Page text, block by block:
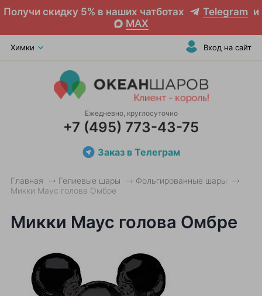
Получи скидку 5% в наших чатботах Telegram и
MAX
Химки Вход на сайт
Ежедневно, круглосуточно
+7 (495) 773-43-75
Заказ в Телеграм
Главная Гелиевые шары
Фольгированные шары
Микки Маус голова Омбре
Микки Маус голова Омбре